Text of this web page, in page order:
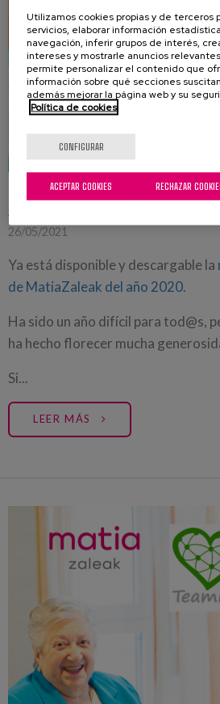
Memoria de actividad
26/05/2021
Ya está disponible y descargable la
de MatiaZaleak del año 2020.
Ha sido un año difícil para tod@s,
ha hecho florecer mucha
Si...
LEER MÁS
Utilizamos cookies propias y de terceros
servicios, elaborar información
navegación, inferir grupos de interés,
intereses y mostrarle anuncios
permite personalizar el contenido que
información sobre qué secciones
además mejorar la página web y su
Política de cookies
CONFIGURAR
RECHAZAR
ACEPTAR COOKIES